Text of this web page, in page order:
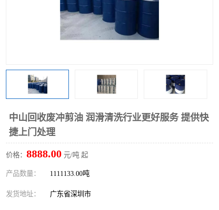
中山回收废冲剪油 润滑清洗行业更好服务 提供快
捷上门处理
价格： 8888.00 元/吨 起
产品数量： 1111133.00吨
发货地址： 广东省深圳市